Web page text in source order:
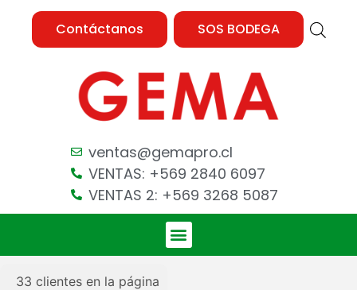
Contáctanos SOS BODEGA
ventas@gemapro.cl
VENTAS: +569 2840 6097
VENTAS 2: +569 3268 5087
33 clientes en la página